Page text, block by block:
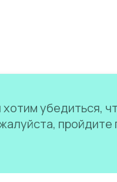
убедиться,
пройдите